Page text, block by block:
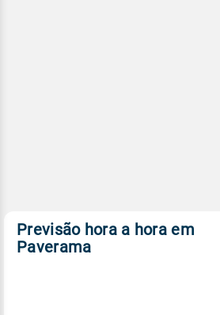
Previsão hora a hora em
Paverama